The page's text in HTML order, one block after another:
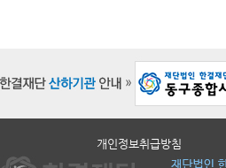
개인정보취급방침